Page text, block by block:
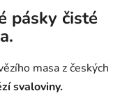
pásky čisté
masa z českých
svaloviny.